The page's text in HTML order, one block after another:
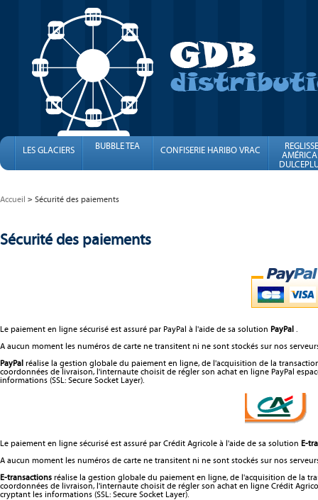
LES GLACIERS BUBBLE TEA CONFISERIE HARIBO VRAC
FINI
Accueil Sécurité des paiements
Sécurité des paiements
Le paiement en ligne sécurisé est assuré par PayPal à l'aide de sa solution PayPal .
A aucun moment les numéros de carte ne transitent ni ne sont stockés sur nos
PayPal réalise la gestion globale du paiement en ligne, de l'acquisition de la
coordonnées de livraison, l'internaute choisit de régler son achat en ligne PayPal
informations (SSL: Secure Socket Layer).
Le paiement en ligne sécurisé est assuré par Crédit Agricole à l'aide de sa solution E-
A aucun moment les numéros de carte ne transitent ni ne sont stockés sur nos
E-transactions réalise la gestion globale du paiement en ligne, de l'acquisition de la
coordonnées de livraison, l'internaute choisit de régler son achat en ligne Crédit
cryptant les informations (SSL: Secure Socket Layer).